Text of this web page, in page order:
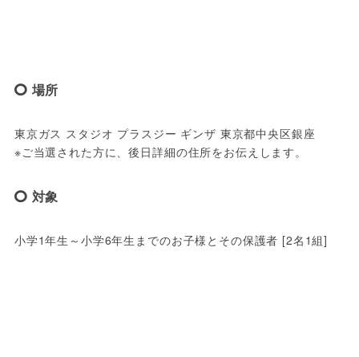
場所
東京ガス スタジオ プラスジー ギンザ 東京都中央区銀座
※ご当選された方に、後日詳細の住所をお伝えします。
対象
小学1年生～小学6年生までのお子様とその保護者 [2名1組]